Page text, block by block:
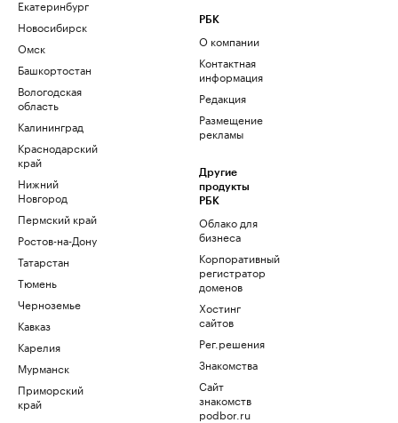
Екатеринбург
Новосибирск
Омск
Башкортостан
Вологодская
область
Калининград
Краснодарский
край
Нижний
Новгород
Пермский край
Ростов-на-Дону
Татарстан
Тюмень
Черноземье
Кавказ
Карелия
Мурманск
Приморский
край
РБК
О компании
Контактная
информация
Редакция
Размещение
рекламы
Другие
продукты
РБК
Облако для
бизнеса
Корпоративный
регистратор
доменов
Хостинг
сайтов
Рег.решения
Знакомства
Сайт
знакомств
podbor.ru